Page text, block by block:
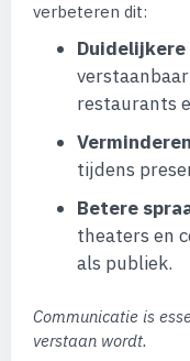
verbeteren dit:
restaurants
tijdens
Betere
theaters en
als publiek.
Communicatie is
verstaan wordt.